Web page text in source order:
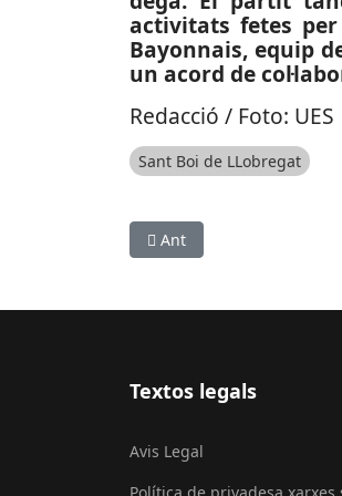
activitats fetes
Bayonnais, equip
un acord de
Redacció / Foto: UES
Sant Boi de LLobregat
Article anterior:
Ant
Textos legals
Avis Legal
Política de privadesa xarxes